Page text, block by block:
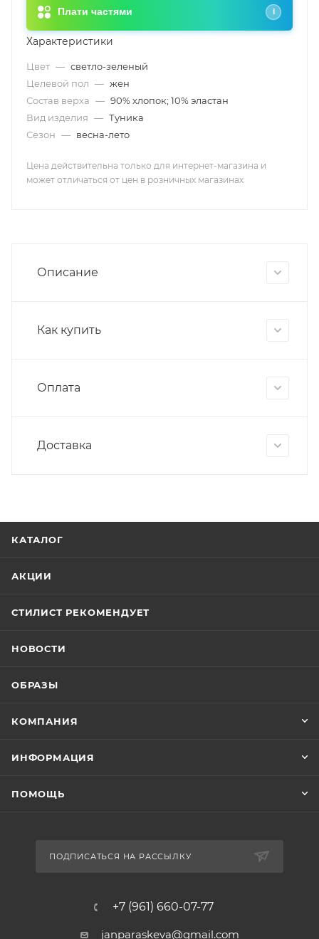
Плати частями i
Характеристики
Цвет — светло-зеленый
Целевой пол — жен
Состав верха — 90% хлопок; 10% эластан
Вид изделия — Туника
Сезон — весна-лето
Цена действительна только для интернет-магазина и
может отличаться от цен в розничных магазинах
Описание
Как купить
Оплата
Доставка
КАТАЛОГ
АКЦИИ
СТИЛИСТ РЕКОМЕНДУЕТ
НОВОСТИ
ОБРАЗЫ
КОМПАНИЯ
ИНФОРМАЦИЯ
ПОМОЩЬ
ПОДПИСАТЬСЯ НА РАССЫЛКУ
+7 (961) 660-07-77
janparaskeva@gmail.com